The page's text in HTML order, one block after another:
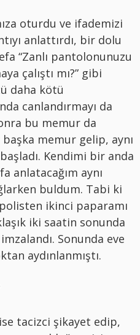
oturdu ve ifademizi
anlattırdı, bir dolu
“Zanlı pantolonunuzu
çalıştı mı?” gibi
daha kötü
canlandırmayı da
bu memur da
başka memur gelip, aynı
Kendimi bir anda
anlatacağım aynı
buldum. Tabi ki
ikinci paparamı
iki saatin sonunda
Sonunda eve
aydınlanmıştı.
tacizci şikayet edip,